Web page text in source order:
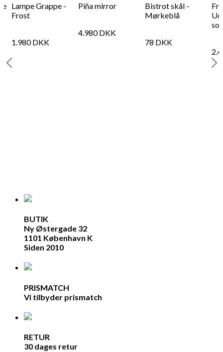
Lampe Grappe -
Frost
1.980DKK
Piña mirror
4.980DKK
Bistrot skål -
Mørkeblå
78 DKK
BUTIK
Ny Østergade 32
1101 København K
Siden 2010
PRISMATCH
Vi tilbyder prismatch
RETUR
30 dages retur